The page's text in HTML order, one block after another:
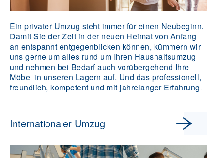
Ein privater Umzug steht immer für einen Neubeginn.
Damit Sie der Zeit in der neuen Heimat von Anfang
an entspannt entgegenblicken können, kümmern wir
uns gerne um alles rund um Ihren Haushaltsumzug
und nehmen bei Bedarf auch vorübergehend Ihre
Möbel in unseren Lagern auf. Und das professionell,
freundlich, kompetent und mit jahrelanger Erfahrung.
Internationaler Umzug